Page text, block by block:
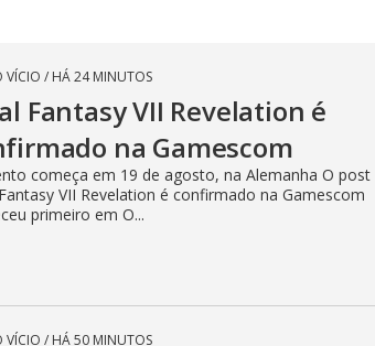
VÍCIO / HÁ 24 MINUTOS
Fantasy VII Revelation é
na Gamescom
começa em 19 de agosto, na Alemanha O post
VII Revelation é confirmado na Gamescom
primeiro em O...
VÍCIO / HÁ 50 MINUTOS